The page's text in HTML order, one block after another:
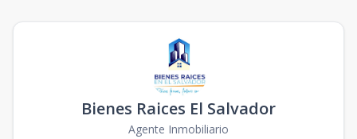
Bienes Raices El Salvador
Agente Inmobiliario